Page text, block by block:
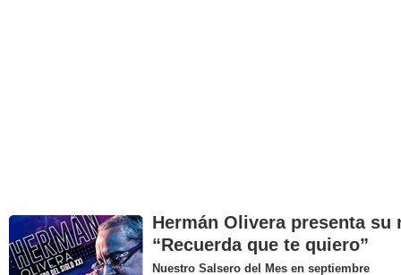
Hermán Olivera presenta
“Recuerda que te quiero”
Nuestro Salsero del Mes en septiembre